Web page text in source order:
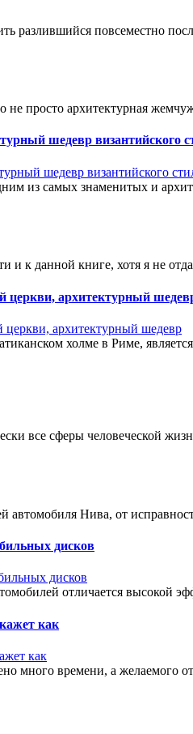
разлившийся повсеместно
просто архитектурная
шедевр византийского
из самых знаменитых и
и к данной книге, хотя я не
церкви, архитектурный
холме в Риме,
все сферы человеческой
автомобиля Нива, от
дисков
отличается высокой
как
много времени, а желаемого